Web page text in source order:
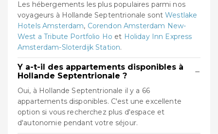
Les hébergements les plus populaires parmi nos
voyageurs à Hollande Septentrionale sontWestlake
Hotels Amsterdam, Corendon Amsterdam New-
West a Tribute Portfolio Ho et Holiday Inn Express
Amsterdam-Sloterdijk Station.
Y a-t-il des appartements disponibles à
Hollande Septentrionale ?
−
Oui, à Hollande Septentrionale il y a 66
appartements disponibles. C'est une excellente
option si vous recherchez plus d'espace et
d'autonomie pendant votre séjour.